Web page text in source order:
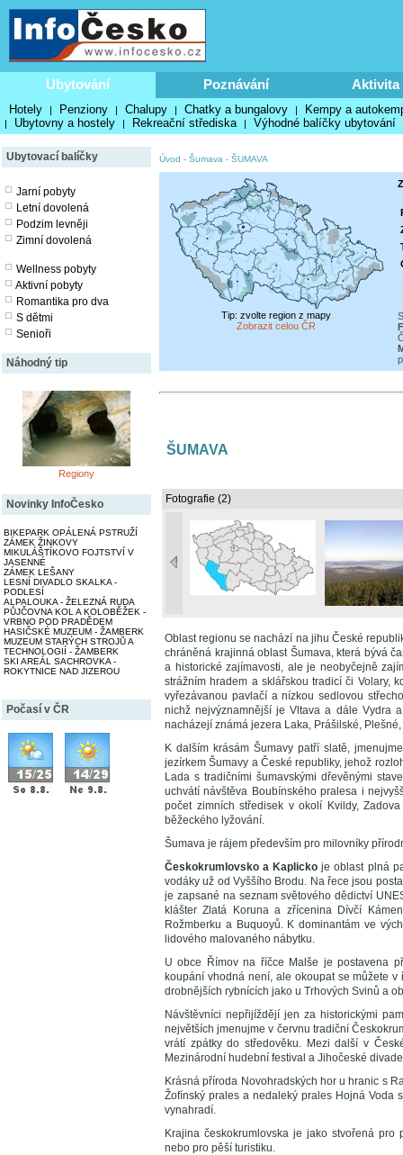
Ubytování Poznávání Aktivita
Hotely | Penziony | Chalupy | Chatky a bungalovy | Kempy a
| Ubytovny a hostely | Rekreační střediska | Výhodné balíčky ubytování
Ubytovací balíčky
Jarní pobyty
Letní dovolená
Podzim levněji
Zimní dovolená
Wellness pobyty
Aktivní pobyty
Romantika pro dva
S dětmi
Senioři
Náhodný tip
Regiony
Novinky InfoČesko
BIKEPARK OPÁLENÁ PSTRUŽÍ
ZÁMEK ŽINKOVY
MIKULÁŠTÍKOVO FOJTSTVÍ V
JASENNÉ
ZÁMEK LEŠANY
LESNÍ DIVADLO SKALKA -
PODLESÍ
ALPALOUKA - ŽELEZNÁ RUDA
PŮJČOVNA KOL A KOLOBĚŽEK -
VRBNO POD PRADĚDEM
HASIČSKÉ MUZEUM - ŽAMBERK
MUZEUM STARÝCH STROJŮ A
TECHNOLOGIÍ - ŽAMBERK
SKI AREÁL SACHROVKA -
ROKYTNICE NAD JIZEROU
Počasí v ČR
Úvod - Šumava - ŠUMAVA
Tip: zvolte region z mapy
Zobrazit celou ČR
ŠUMAVA
Fotografie (2)
Oblast regionu se nachází na jihu České
chráněná krajinná oblast Šumava, která bývá
a historické zajímavosti, ale je neobyčejně
strážním hradem a sklářskou tradicí či Volary,
vyřezávanou pavlačí a nízkou sedlovou
nichž nejvýznamnější je Vltava a dále Vydra
nacházejí známá jezera Laka, Prášilské,
K dalším krásám Šumavy patří slatě,
jezírkem Šumavy a České republiky, jehož
Lada s tradičními šumavskými dřevěnými
uchvátí návštěva Boubínského pralesa i
počet zimních středisek v okolí Kvildy,
běžeckého lyžování.
Šumava je rájem především pro milovníky
Českokrumlovsko a Kaplicko je oblast plná
vodáky už od Vyššího Brodu. Na řece jsou
je zapsané na seznam světového dědictví
klášter Zlatá Koruna a zřícenina Dívčí
Rožmberku a Buquoyů. K dominantám ve
lidového malovaného nábytku.
U obce Římov na říčce Malše je postavena
koupání vhodná není, ale okoupat se můžete
drobnějších rybnících jako u Trhových Svinů a
Návštěvníci nepřijíždějí jen za historickými
největších jmenujme v červnu tradiční
vrátí zpátky do středověku. Mezi další v
Mezinárodní hudební festival a Jihočeské
Krásná příroda Novohradských hor u hranic s
Žofínský prales a nedaleký prales Hojná Voda
vynahradí.
Krajina českokrumlovska je jako stvořená
nebo pro pěší turistiku.